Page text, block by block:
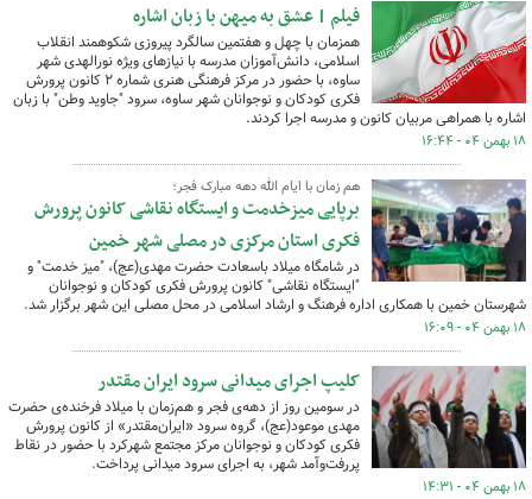
فیلم | عشق به میهن با زبان اشاره
همزمان با چهل و هفتمین سالگرد پیروزی شکوهمند انقلاب
اسلامی، دانش‌آموزان مدرسه با نیازهای ویژه نورالهدی شهر
ساوه، با حضور در مرکز فرهنگی هنری شماره ۲ کانون پرورش
فکری کودکان و نوجوانان شهر ساوه، سرود "جاوید وطن" با زبان
اشاره با همراهی مربیان کانون و مدرسه اجرا کردند.
۱۸ بهمن ۰۴ - ۱۶:۴۴
هم زمان با ایام الله دهه مبارک فجر؛
برپایی میزخدمت و ایستگاه نقاشی کانون پرورش
فکری استان مرکزی در مصلی شهر خمین
در شامگاه میلاد باسعادت حضرت مهدی(عج)، "میز خدمت" و
"ایستگاه نقاشی" کانون پرورش فکری کودکان و نوجوانان
شهرستان خمین با همکاری اداره فرهنگ و ارشاد اسلامی در محل مصلی این شهر برگزار شد.
۱۸ بهمن ۰۴ - ۱۶:۰۹
کلیپ اجرای میدانی سرود ایران مقتدر
در سومین روز از دهه‌ی فجر و هم‌زمان با میلاد فرخنده‌ی حضرت
مهدی موعود(عج)، گروه سرود «ایران‌مقتدر» از کانون پرورش
فکری کودکان و نوجوانان مرکز مجتمع شهرکرد با حضور در نقاط
پررفت‌وآمد شهر، به اجرای سرود میدانی پرداخت.
۱۸ بهمن ۰۴ - ۱۴:۳۱